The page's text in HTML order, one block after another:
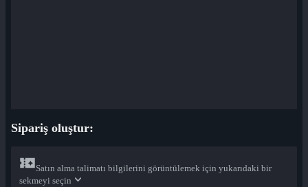
Sipariş oluştur:
Satın alma talimatı bilgilerini görüntülemek için yukarıdaki bir
sekmeyi seçin